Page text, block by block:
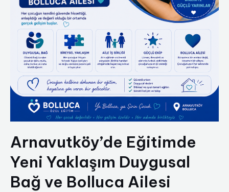
Arnavutköy’de Eğitimde
Yeni Yaklaşım Duygusal
Bağ ve Bolluca Ailesi